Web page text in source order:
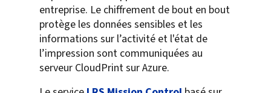
entreprise. Le chiffrement de bout en bout
protège les données sensibles et les
informations sur l’activité et l'état de
l’impression sont communiquées au
serveur CloudPrint sur Azure.